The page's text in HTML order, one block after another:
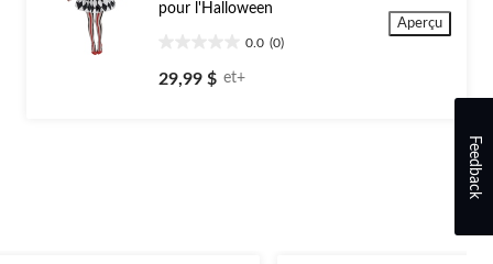
pour l'Halloween
0.0 (0)
étoile(s)
29,99 $ et+
Aperçu
Feedback